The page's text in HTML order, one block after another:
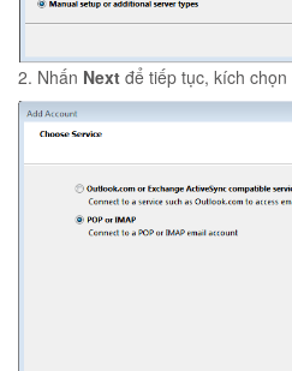
2. Nhấn Next để tiếp tục, kích chọn